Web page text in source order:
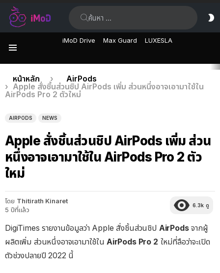
iMoD Drive Max Guard LUXESLA
เรื่อง
ล่าสุด
คุณอยู่ที่นี่:
หน้าหลัก
AirPods
Apple สั่งชิ้นส่วนชิป AirPods เพิ่ม ส่วนหนึ่งอาจเอามาใช้ใน
AirPods Pro 2 ตัวใหม่
AIRPODS NEWS
Apple สั่งชิ้นส่วนชิป AirPods เพิ่ม ส่วน
หนึ่งอาจเอามาใช้ใน AirPods Pro 2 ตัว
ใหม่
โดย Thitirath Kinaret
5 ปีที่แล้ว
6.3k ดู
DigiTimes รายงานข้อมูลว่า Apple สั่งชิ้นส่วนชิป AirPodsจากผู้
ผลิตเพิ่ม ส่วนหนึ่งอาจเอามาใช้ใน AirPods Pro 2 ใหม่ที่ลือว่าจะเปิด
ตัวช่วงปลายปี 2022 นี้